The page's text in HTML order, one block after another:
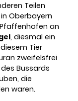
Teilen
Oberbayern
an
, diesmal ein
Tier
zweifelsfrei
Bussards
die
waren.